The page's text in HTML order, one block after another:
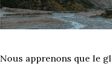
Nous apprenons que le